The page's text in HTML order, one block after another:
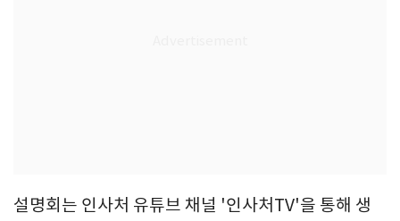
설명회는 인사처 유튜브 채널 '인사처TV'을 통해 생